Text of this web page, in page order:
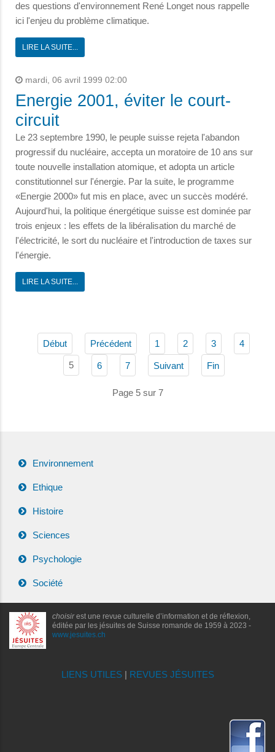
des questions d'environnement René Longet nous rappelle
ici l'enjeu du problème climatique.
LIRE LA SUITE...
mardi, 06 avril 1999 02:00
Energie 2001, éviter le court-
circuit
Le 23 septembre 1990, le peuple suisse rejeta l'abandon
progressif du nucléaire, accepta un moratoire de 10 ans sur
toute nouvelle installation atomique, et adopta un article
constitutionnel sur l'énergie. Par la suite, le programme
«Energie 2000» fut mis en place, avec un succès modéré.
Aujourd'hui, la politique énergétique suisse est dominée par
trois enjeux : les effets de la libéralisation du marché de
l'électricité, le sort du nucléaire et l'introduction de taxes sur
l'énergie.
LIRE LA SUITE...
Début Précédent 1 2 3 4
5 6 7 Suivant Fin
Page 5 sur 7
Environnement
Ethique
Histoire
Sciences
Psychologie
Société
choisirest une revue culturelle d’information et de réflexion,
éditée par les jésuites de Suisse romande de 1959 à 2023 -
www.jesuites.ch
LIENS UTILES| REVUES JÉSUITES